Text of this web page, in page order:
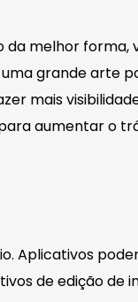
da melhor
grande arte
mais
aumentar o
Aplicativos
de edição de